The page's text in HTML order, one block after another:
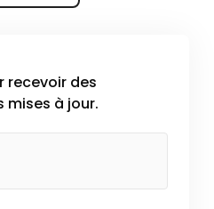
recevoir des
à jour.